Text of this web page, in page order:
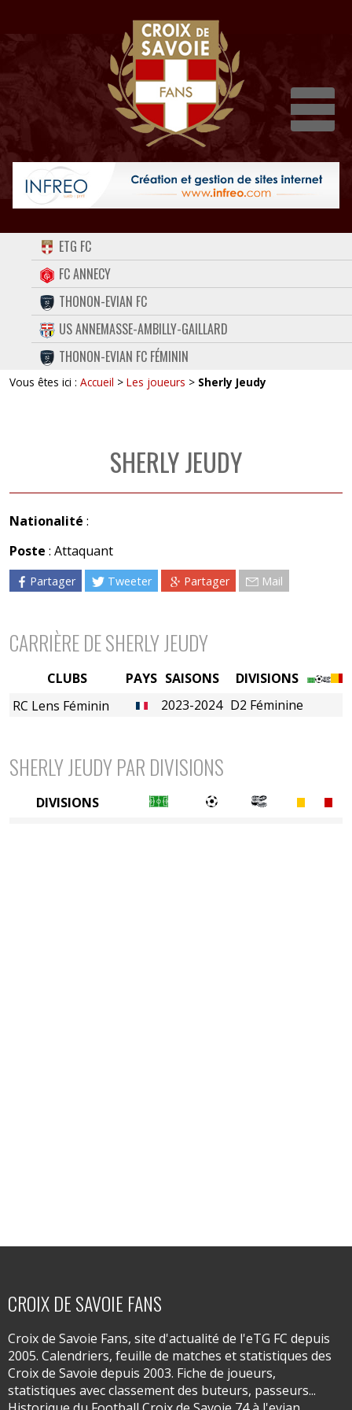
ACCUEIL
FORUM
CONTACT
FACEBOOK
TWITTER
ETG FC
FC ANNECY
THONON-EVIAN FC
US ANNEMASSE-AMBILLY-GAILLARD
THONON-EVIAN FC FÉMININ
Vous êtes ici : Accueil > Les joueurs > Sherly Jeudy
SHERLY JEUDY
Nationalité :
Poste : Attaquant
Partager Tweeter Partager Mail
CARRIÈRE DE SHERLY JEUDY
PAYS SAISONS
DIVISIONS
2023-2024 D2 Féminine
CLUBS
RC Lens Féminin
SHERLY JEUDY PAR DIVISIONS
DIVISIONS
CROIX DE SAVOIE FANS
Croix de Savoie Fans, site d'actualité de l'eTG FC depuis
2005. Calendriers, feuille de matches et statistiques des
Croix de Savoie depuis 2003. Fiche de joueurs,
statistiques avec classement des buteurs, passeurs...